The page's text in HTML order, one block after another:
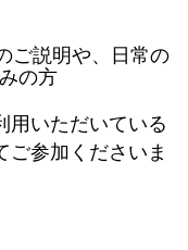
ご説明や、日常の
の方
用いただいている
ご参加くださいま